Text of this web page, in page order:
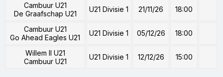
Cambuur U21
De Graafschap U21
U21 Divisie 1 21/11/26 18:00
Cambuur U21
Go Ahead Eagles U21
U21 Divisie 1 05/12/26 18:00
Willem II U21
Cambuur U21
U21 Divisie 1 12/12/26 15:00